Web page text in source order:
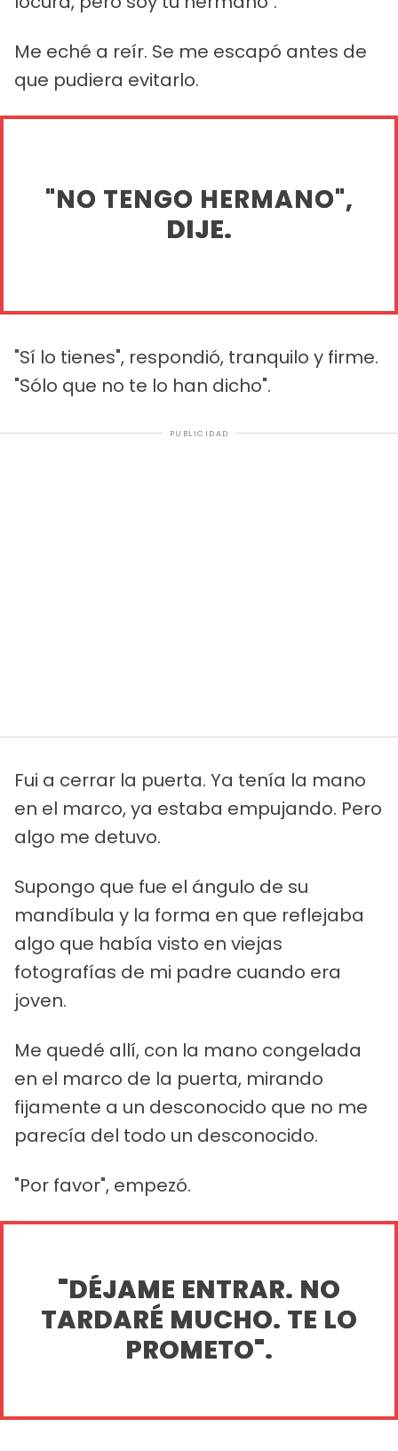
Me eché a reír. Se me escapó antes de
que pudiera evitarlo.
"NO TENGO HERMANO",
DIJE.
"Sí lo tienes", respondió, tranquilo y firme.
"Sólo que no te lo han dicho".
PUBLICIDAD
Fui a cerrar la puerta. Ya tenía la mano
en el marco, ya estaba empujando. Pero
algo me detuvo.
Supongo que fue el ángulo de su
mandíbula y la forma en que reflejaba
algo que había visto en viejas
fotografías de mi padre cuando era
joven.
Me quedé allí, con la mano congelada
en el marco de la puerta, mirando
fijamente a un desconocido que no me
parecía del todo un desconocido.
"Por favor", empezó.
"DÉJAME ENTRAR. NO
TARDARÉ MUCHO. TE LO
PROMETO".